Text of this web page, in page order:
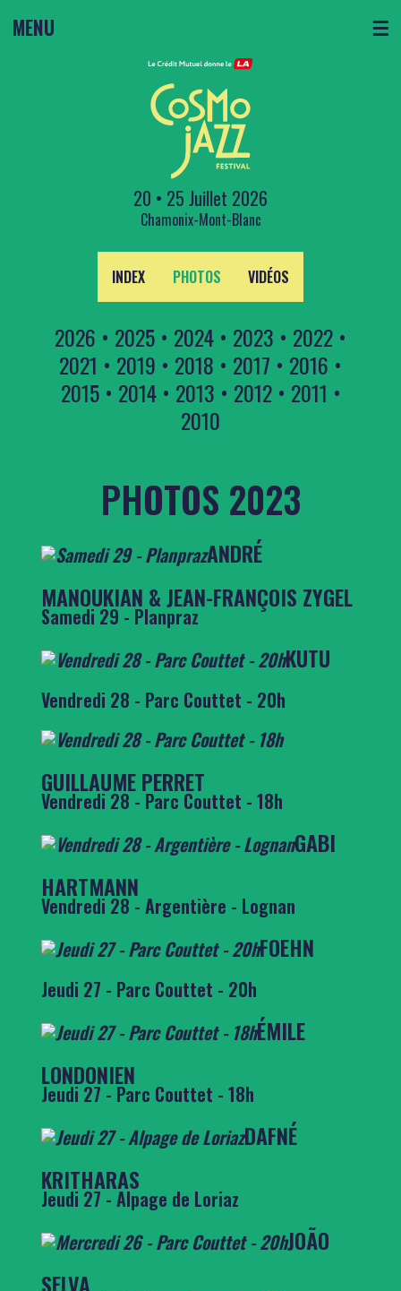
MENU ☰
20 • 25 Juillet 2026
Chamonix-Mont-Blanc
INDEX PHOTOS VIDÉOS
2026 • 2025 • 2024 • 2023 • 2022 •
2021 • 2019 • 2018 • 2017 • 2016 •
2015• 2014• 2013 • 2012• 2011 •
2010
PHOTOS 2023
ANDRÉ
MANOUKIAN & JEAN-FRANÇOIS ZYGEL
Samedi 29 - Planpraz
KUTU
Vendredi 28 - Parc Couttet - 20h
GUILLAUME PERRET
Vendredi 28 - Parc Couttet - 18h
GABI
HARTMANN
Vendredi 28 - Argentière - Lognan
FOEHN
Jeudi 27 - Parc Couttet - 20h
ÉMILE
LONDONIEN
Jeudi 27 - Parc Couttet - 18h
DAFNÉ
KRITHARAS
Jeudi 27 - Alpage de Loriaz
JOÃO
SELVA